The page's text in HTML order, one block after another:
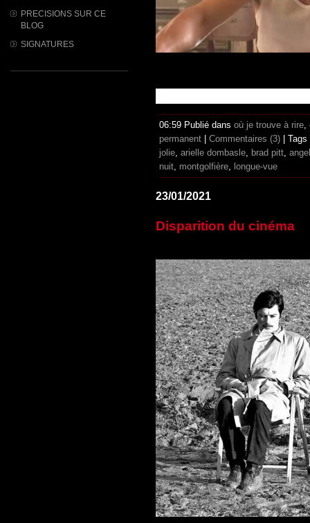
PRECISIONS SUR CE
BLOG
SIGNATURES
06:59 Publié dans où je trouve à rire
permanent
Commentaires (3) |
jolie arielle dombasle brad pitt
nuit montgolfière longue-vue
23/01/2021
Disparition du cinéma